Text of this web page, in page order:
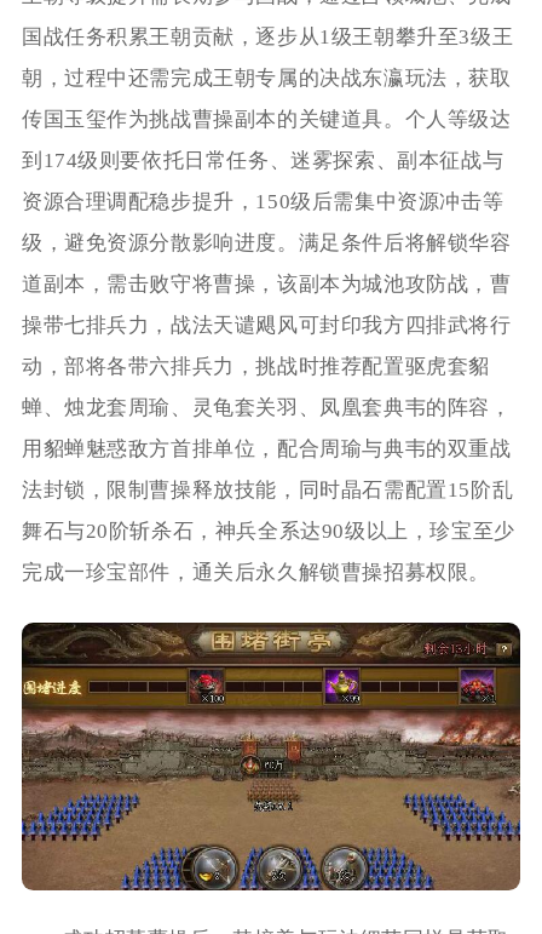
国战任务积累王朝贡献，逐步从1级王朝攀升至3级王
朝，过程中还需完成王朝专属的决战东瀛玩法，获取
传国玉玺作为挑战曹操副本的关键道具。个人等级达
到174级则要依托日常任务、迷雾探索、副本征战与
资源合理调配稳步提升，150级后需集中资源冲击等
级，避免资源分散影响进度。满足条件后将解锁华容
道副本，需击败守将曹操，该副本为城池攻防战，曹
操带七排兵力，战法天谴飓风可封印我方四排武将行
动，部将各带六排兵力，挑战时推荐配置驱虎套貂
蝉、烛龙套周瑜、灵龟套关羽、凤凰套典韦的阵容，
用貂蝉魅惑敌方首排单位，配合周瑜与典韦的双重战
法封锁，限制曹操释放技能，同时晶石需配置15阶乱
舞石与20阶斩杀石，神兵全系达90级以上，珍宝至少
完成一珍宝部件，通关后永久解锁曹操招募权限。